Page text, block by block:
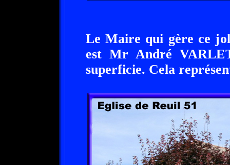
Le Maire qui gère ce
est Mr André
superficie. Cela